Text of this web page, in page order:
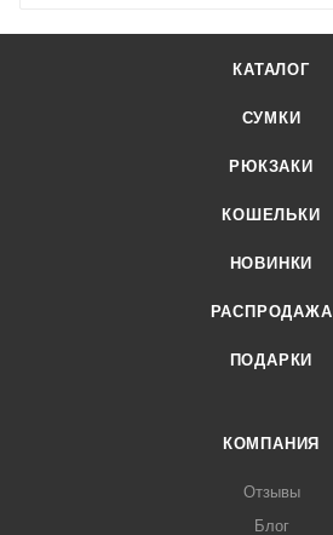
КАТАЛОГ
СУМКИ
РЮКЗАКИ
КОШЕЛЬКИ
НОВИНКИ
РАСПРОДАЖА
ПОДАРКИ
КОМПАНИЯ
Отзывы
Блог